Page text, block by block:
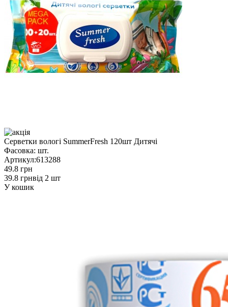
Серветки вологі SummerFresh 120шт Дитячі
Фасовка: шт.
Артикул:613288
49.8 грн
39.8 грнвід 2 шт
У кошик